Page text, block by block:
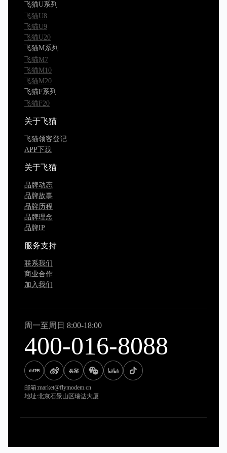
飞猫U系列
飞猫U8
飞猫U9
飞猫U20
飞猫M系列
飞猫M7
飞猫M10
飞猫M20
飞猫F系列
飞猫F20
关于飞猫
飞猫领客登记
APP下载
关于飞猫
品牌动态
品牌故事
品牌历程
品牌理念
品牌IP
服务支持
联系我们
商业合作
加入我们
周一至周日 8:00-18:00
400-016-8088
邮箱:market@flymodem.cn
地址:北京石景山区瑞达大厦